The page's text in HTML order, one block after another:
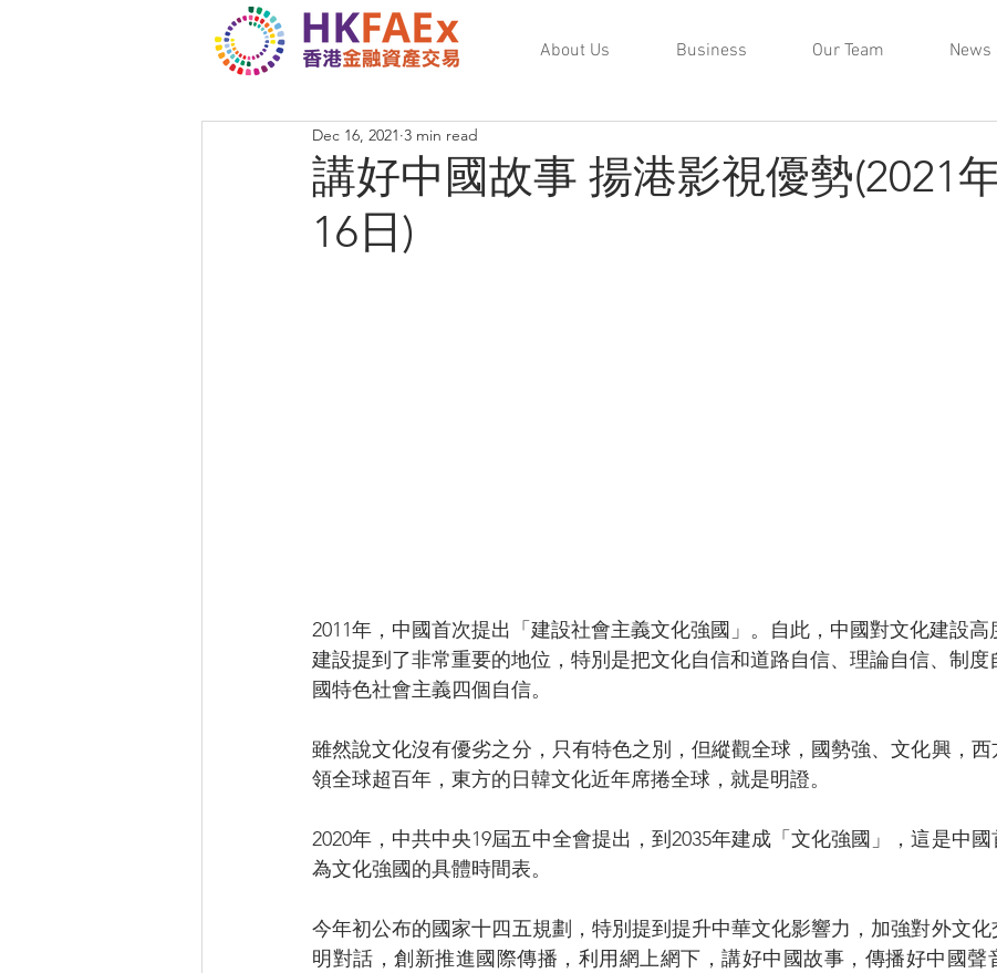
About Us Business Our Team News
講好中國故事 揚港影視優勢(2021
16日)
Dec 16, 2021 3 min read
2011年，中國首次提出「建設社會主義文化強國」。自此，中國對文化建設
建設提到了非常重要的地位，特別是把文化自信和道路自信、理論自信、制度
國特色社會主義四個自信。
雖然說文化沒有優劣之分，只有特色之別，但縱觀全球，國勢強、文化興，西
領全球超百年，東方的日韓文化近年席捲全球，就是明證。
2020年，中共中央19屆五中全會提出，到2035年建成「文化強國」，這是中
為文化強國的具體時間表。
今年初公布的國家十四五規劃，特別提到提升中華文化影響力，加強對外文
明對話，創新推進國際傳播，利用網上網下，講好中國故事，傳播好中國聲